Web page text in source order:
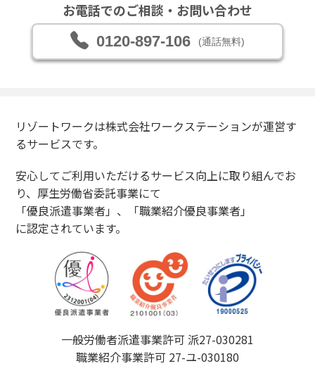
お電話でのご相談・お問い合わせ
0120-897-106 (通話無料)
リゾートワークは株式会社ワークステーションが運営す
るサービスです。
安心してご利用いただけるサービス向上に取り組んでお
り、厚生労働省委託事業にて
「優良派遣事業者」、「職業紹介優良事業者」
に認定されています。
一般労働者派遣事業許可 派27-030281
職業紹介事業許可 27-ユ-030180